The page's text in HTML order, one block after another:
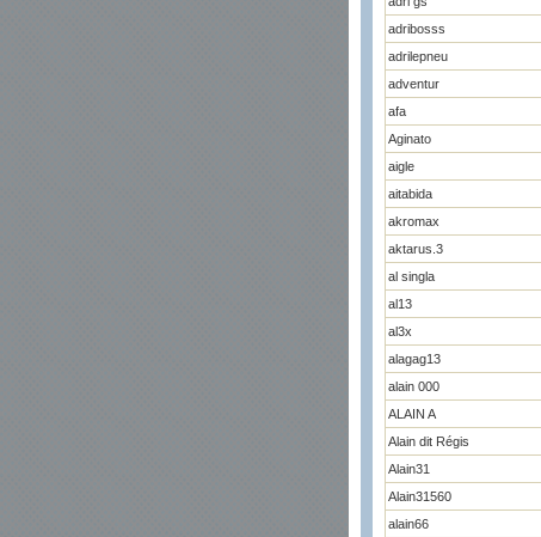
adribosss
adrilepneu
adventur
afa
Aginato
aigle
aitabida
akromax
aktarus.3
al singla
al13
al3x
alagag13
alain 000
ALAIN A
Alain dit Régis
Alain31
Alain31560
alain66